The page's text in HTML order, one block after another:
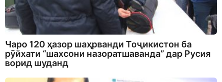
Чаро 120 ҳазор шаҳрванди Тоҷикистон ба
рӯйхати “шахсони назоратшаванда” дар Русия
ворид шуданд